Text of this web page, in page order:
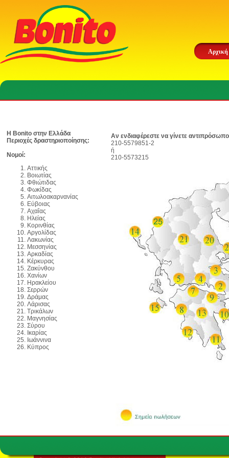
Αρχική
Η Bonito στην Ελλάδα
Περιοχές δραστηριοποίησης:
Νομοί:
Αττικής
Βοιωτίας
Φθιώτιδας
Φωκίδας
Αιτωλοακαρνανίας
Εύβοιας
Αχαΐας
Ηλείας
Κορινθίας
Αργολίδας
Λακωνίας
Μεσσηνίας
Αρκαδίας
Κέρκυρας
Ζακύνθου
Χανίων
Ηρακλείου
Σερρών
Δράμας
Λάρισας
Τρικάλων
Μαγνησίας
Σύρου
Ικαρίας
Ιωάννινα
Κύπρος
Αν ενδιαφέρεστε να γίνετε
210-5579851-2
ή
210-5573215